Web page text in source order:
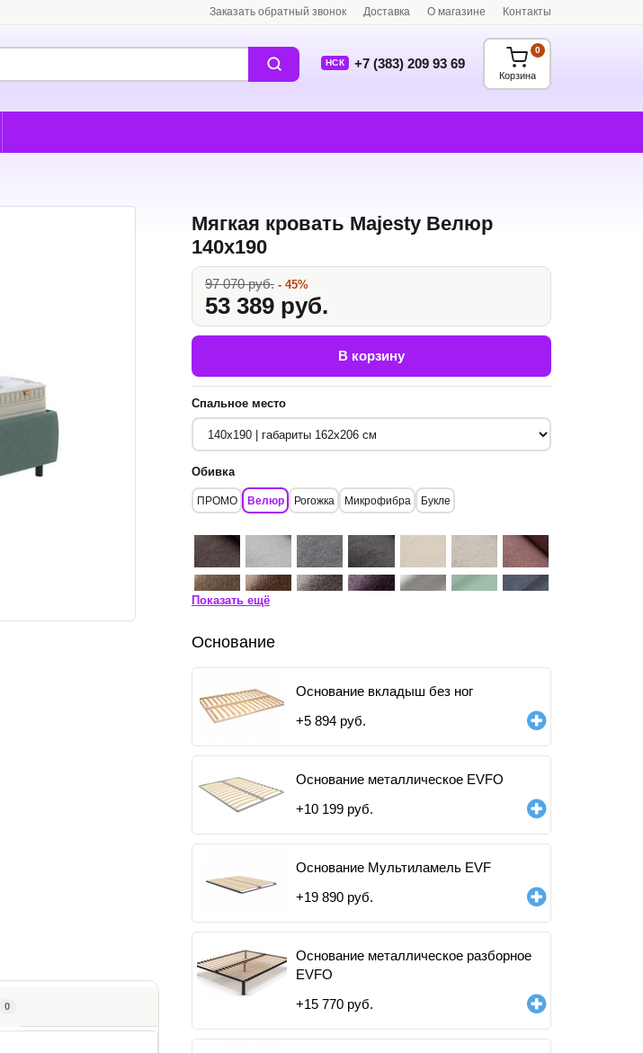
Заказать обратный звонок Доставка О магазине Контакты
НСК +7 (383) 209 93 69
Корзина
0
Мягкая кровать Majesty Велюр
140x190
97 070 руб. - 45%
53 389 руб.
В корзину
Спальное место
Обивка
ПРОМО Велюр Рогожка Микрофибра Букле
Показать ещё
Основание
Основание вкладыш без ног
+5 894 руб.
Основание металлическое EVFO
+10 199 руб.
Основание Мультиламель EVF
+19 890 руб.
Основание металлическое разборное
EVFO
+15 770 руб.
0